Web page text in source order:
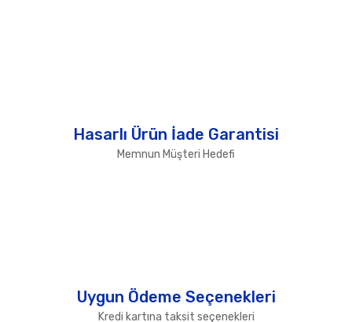
Hasarlı Ürün İade Garantisi
Memnun Müşteri Hedefi
Uygun Ödeme Seçenekleri
Kredi kartına taksit seçenekleri